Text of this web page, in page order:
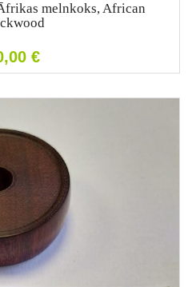
melnkoks, African
€